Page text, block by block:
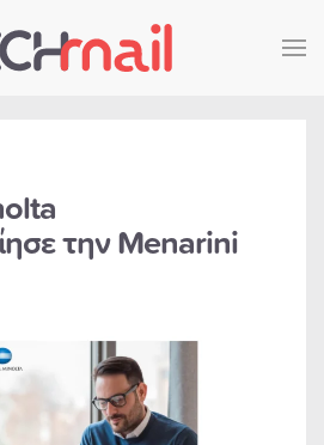
την Menarini